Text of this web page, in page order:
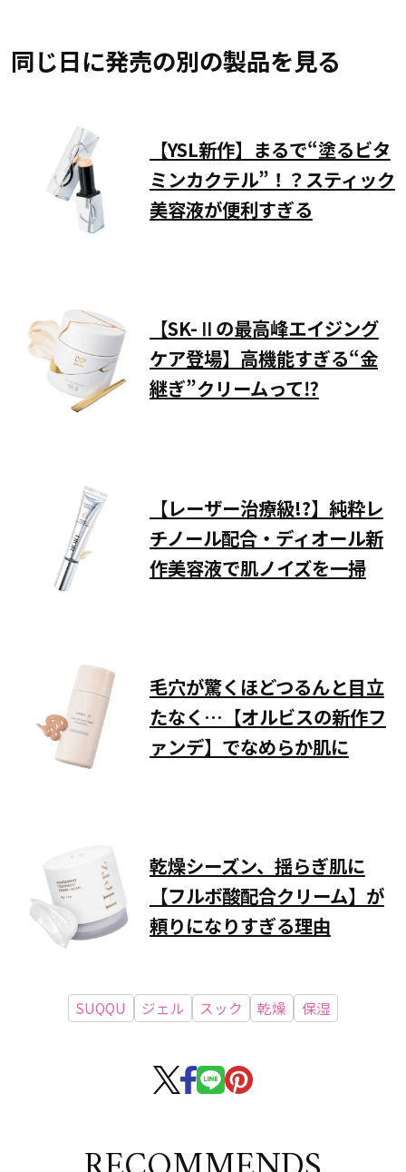
同じ日に発売の別の製品を見る
【YSL新作】まるで“塗るビタ
ミンカクテル”！？スティック
美容液が便利すぎる
【SK-Ⅱの最高峰エイジング
ケア登場】高機能すぎる“金
継ぎ”クリームって⁉
【レーザー治療級!?】純粋レ
チノール配合・ディオール新
作美容液で肌ノイズを一掃
毛穴が驚くほどつるんと目立
たなく…【オルビスの新作フ
ァンデ】でなめらか肌に
乾燥シーズン、揺らぎ肌に
【フルボ酸配合クリーム】が
頼りになりすぎる理由
SUQQU ジェル スック 乾燥 保湿